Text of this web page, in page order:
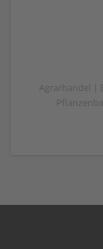
Agrarhandel |